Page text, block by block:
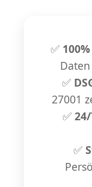
✅
✅
27001
✅
✅